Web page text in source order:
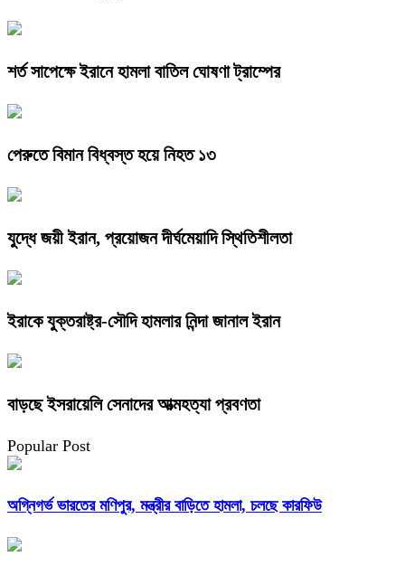
শর্ত সাপেক্ষে ইরানে হামলা বাতিল ঘোষণা ট্রাম্পের
পেরুতে বিমান বিধ্বস্ত হয়ে নিহত ১৩
যুদ্ধে জয়ী ইরান, প্রয়োজন দীর্ঘমেয়াদি স্থিতিশীলতা
ইরাকে যুক্তরাষ্ট্র-সৌদি হামলার নিন্দা জানাল ইরান
বাড়ছে ইসরায়েলি সেনাদের আত্মহত্যা প্রবণতা
Popular Post
অগ্নিগর্ভ ভারতের মণিপুর, মন্ত্রীর বাড়িতে হামলা, চলছে কারফিউ